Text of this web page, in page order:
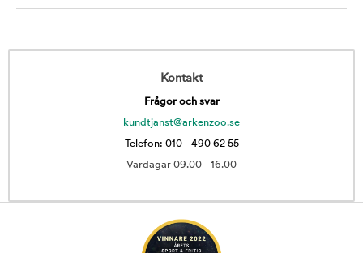
Kontakt
Frågor och svar
kundtjanst@arkenzoo.se
Telefon: 010 - 490 62 55
Vardagar 09.00 - 16.00